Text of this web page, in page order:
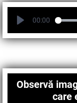
00:00
Observă
care